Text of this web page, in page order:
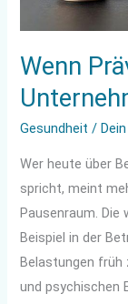
Wenn
Gesundheit /
Wer heute über
spricht, meint
Pausenraum.
Beispiel in der
Belastungen früh
und psychischen